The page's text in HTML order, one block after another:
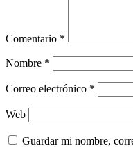
Comentario *
Nombre *
Correo electrónico *
Web
Guardar mi nombre,